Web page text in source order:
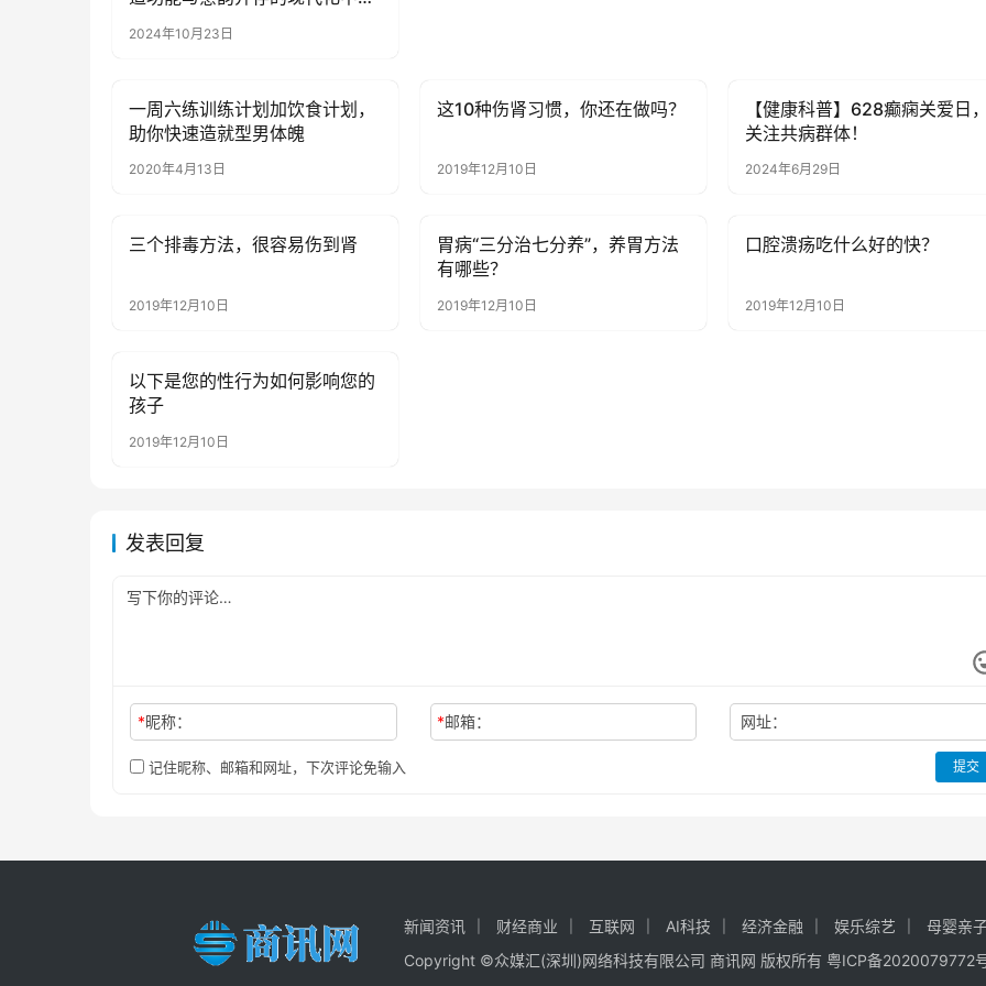
2024年10月23日
健康资讯
一周六练训练计划加饮食计划，
助你快速造就型男体魄
2020年4月13日
健康资讯
这10种伤肾习惯，你还在做吗？
2019年12月10日
健康资讯
【健康科普】628癫痫关爱日
关注共病群体！
2024年6月29日
健康资讯
三个排毒方法，很容易伤到肾
2019年12月10日
健康资讯
胃病“三分治七分养”，养胃方法
有哪些？
2019年12月10日
健康资讯
口腔溃疡吃什么好的快？
2019年12月10日
健康资讯
以下是您的性行为如何影响您的
孩子
2019年12月10日
发表回复
*昵称： *邮箱： 网址：
记住昵称、邮箱和网址，下次评论免输入 提交
新闻资讯 财经商业 互联网 AI科技 经济金融 娱乐综艺
母婴亲
Copyright ©众媒汇(深圳)网络科技有限公司 商讯网 版权所有 粤ICP备2020079772